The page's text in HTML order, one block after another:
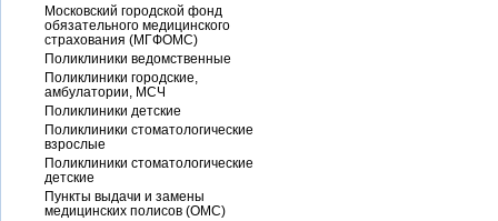
Московский городской фонд
обязательного медицинского
страхования (МГФОМС)
Поликлиники ведомственные
Поликлиники городские,
амбулатории, МСЧ
Поликлиники детские
Поликлиники стоматологические
взрослые
Поликлиники стоматологические
детские
Пункты выдачи и замены
медицинских полисов (ОМС)